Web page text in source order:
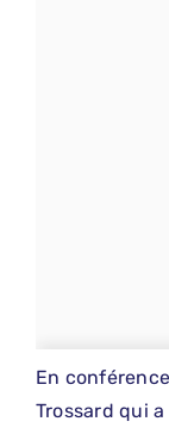
En
Trossard qui